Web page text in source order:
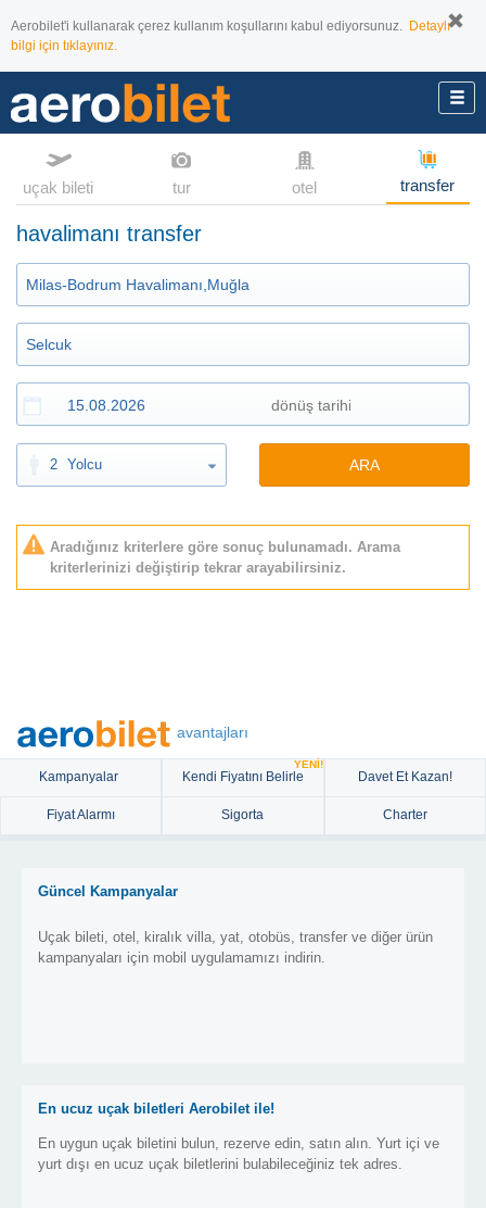
Aerobilet'i kullanarak çerez kullanım koşullarını kabul ediyorsunuz. Detaylı
bilgi için tıklayınız.
uçak bileti tur otel transfer
havalimanı transfer
2 Yolcu ARA
Aradığınız kriterlere göre sonuç bulunamadı. Arama
kriterlerinizi değiştirip tekrar arayabilirsiniz.
avantajları
Kampanyalar Kendi Fiyatını Belirle
YENİ!
Davet Et Kazan!
Fiyat Alarmı Sigorta Charter
Güncel Kampanyalar
Uçak bileti, otel, kiralık villa, yat, otobüs, transfer ve diğer ürün
kampanyaları için mobil uygulamamızı indirin.
En ucuz uçak biletleri Aerobilet ile!
En uygun uçak biletini bulun, rezerve edin, satın alın. Yurt içi ve
yurt dışı en ucuz uçak biletlerini bulabileceğiniz tek adres.